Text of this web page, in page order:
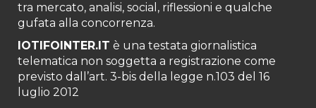
tra mercato, analisi, social, riflessioni e qualche
gufata alla concorrenza.
IOTIFOINTER.IT è una testata giornalistica
telematica non soggetta a registrazione come
previsto dall’art. 3-bis della legge n.103 del 16
luglio 2012